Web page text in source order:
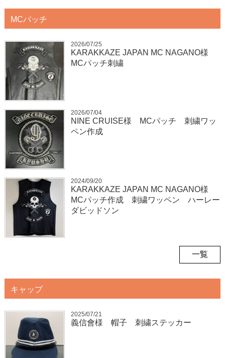
MCパッチ
2026/07/25
KARAKKAZE JAPAN MC NAGANO様
MCパッチ刺繍
2026/07/04
NINE CRUISE様 MCパッチ 刺繍ワッ
ペン作成
2024/09/20
KARAKKAZE JAPAN MC NAGANO様
MCパッチ作成 刺繍ワッペン ハーレー
ダビッドソン
一覧
キャップ
2025/07/21
義信會様 帽子 刺繍ステッカー